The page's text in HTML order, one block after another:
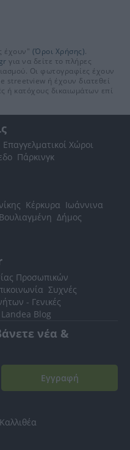
έχουν" (Όροι Χρήσης).
για να δείτε το πλήρες
Οι φωτογραφίες έχουν
streetview ή έχουν διατεθεί
ή κατόχους δικαιωμάτων επί
Επαγγελματικοί Χώροι
Πάρκινγκ
Κέρκυρα Ιωάννινα
Βουλιαγμένη Δήμος
Προσωπικών
Συχνές
- Γενικές
Landea Blog
νέα &
Εγγραφή